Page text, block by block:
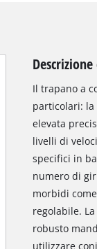
Il trapano a
particolari: la
elevata
livelli di
specifici in
numero di
morbidi
regolabile.
robusto
utilizzare